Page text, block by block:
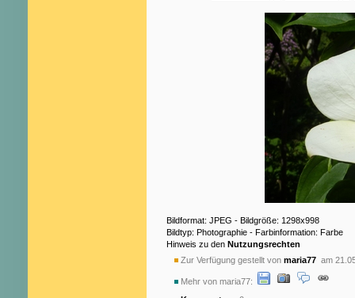
Bildformat: JPEG - Bildgröße: 1298x998
Bildtyp: Photographie - Farbinformation: Farbe
Hinweis zu den Nutzungsrechten
Zur Verfügung gestellt von maria77 am
Mehr von maria77: